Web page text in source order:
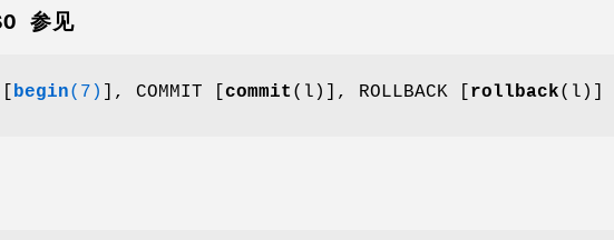
参见
begin(7) ], COMMIT [ commit (l)], ROLLBACK [ rollback(l)]